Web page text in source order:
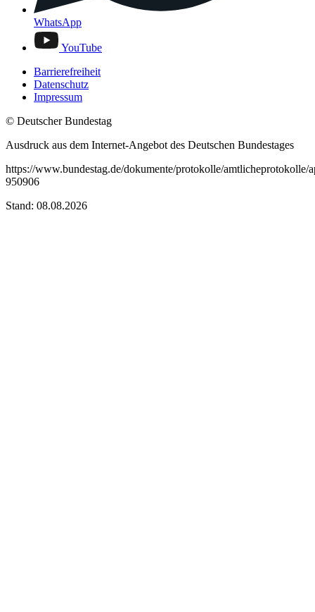
WhatsApp
YouTube
Barrierefreiheit
Datenschutz
Impressum
© Deutscher Bundestag
Ausdruck aus dem Internet-Angebot des Deutschen Bundestages
https://www.bundestag.de/dokumente/protokolle/amtlicheprotokolle/
950906
Stand: 08.08.2026